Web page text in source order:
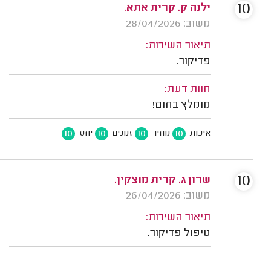
ילנה ק. קרית אתא.
משוב: 28/04/2026
תיאור השירות:
פדיקור.
חוות דעת:
מומלץ בחום!
איכות 10 מחיר 10 זמנים 10 יחס 10
10
שרון ג. קרית מוצקין.
משוב: 26/04/2026
תיאור השירות:
טיפול פדיקור.
10